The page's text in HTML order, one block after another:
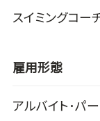
スイミングコー
雇用形態
アルバイト･パー